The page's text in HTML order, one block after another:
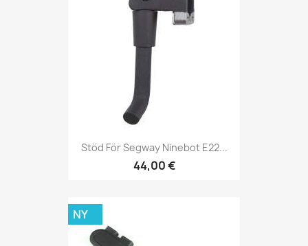
Stöd För Segway Ninebot E22...
44,00 €
NY